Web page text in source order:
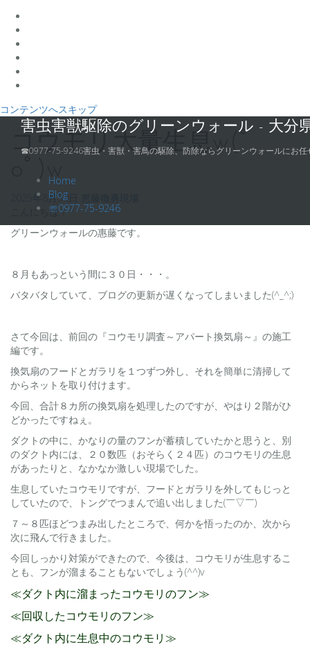
コンテンツへスキップ
害虫害獣駆除のグリーンウォール - 大分
☎0977-75-9246害虫・害獣・害鳥の駆除、防除ならグリーンウォールにお任
Home
Blog
☏0977-75-9246
コウモリ大量生息w(ﾟ
oﾟ)w
2025年8月30日
こんにちは！
グリーンウォールの惠藤です。
８月もあっという間に３０日・・・。
バタバタしていて、ブログの更新が遅くなってしまいました(^_^;)
さて今回は、前回の『コウモリ調査～アパート換気扇～』の施工
編です。
換気扇のフードとガラリを１つずつ外し、それを簡単に清掃して
からネットを取り付けます。
今回、合計８カ所の換気扇を処理したのですが、やはり２階がひ
どかったですねぇ。
ダクトの中に、かなりの量のフンが蓄積していたかと思うと、別
のダクト内には、２０数匹（おそらく２４匹）のコウモリの生息
があったりと、なかなか激しい現場でした。
生息していたコウモリですが、フードとガラリを外してもじっと
していたので、トングでつまんで追い出しました(￣▽￣)
７～８匹ほどつまみ出したところで、何かを悟ったのか、次から
次に飛んで行きました。
今回しっかり対策ができたので、今後は、コウモリが生息するこ
とも、フンが溜まることもないでしょう(^^)v
≪ダクト内に溜まったコウモリのフン≫
≪回収したコウモリのフン≫
≪ダクト内に生息中のコウモリ≫